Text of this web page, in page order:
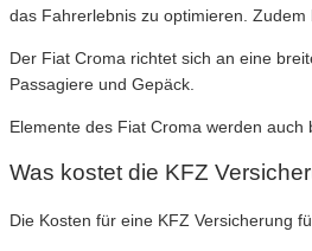
das Fahrerlebnis zu optimieren.
Der Fiat Croma richtet sich an eine
Passagiere und Gepäck.
Elemente des Fiat Croma werden
Was kostet die KFZ
Die Kosten für eine KFZ Versicherung